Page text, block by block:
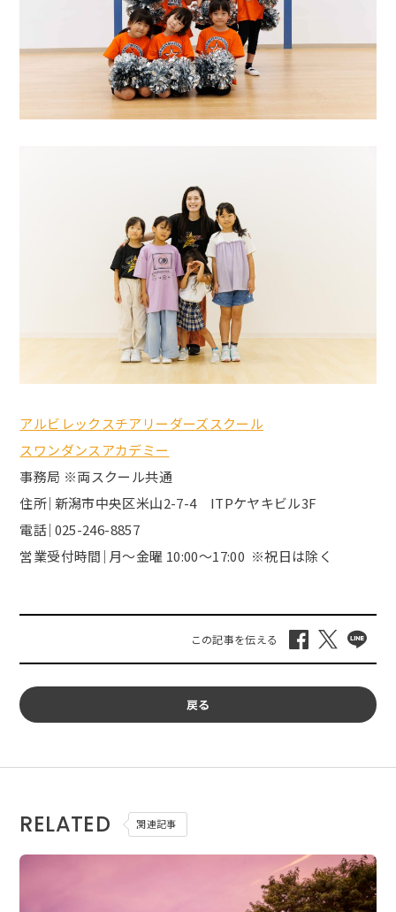
アルビレックスチアリーダーズスクール
スワンダンスアカデミー
事務局 ※両スクール共通
住所｜新潟市中央区米山2-7-4 ITPケヤキビル3F
電話｜025-246-8857
営業受付時間｜月～金曜 10:00～17:00 ※祝日は除く
戻る
RELATED 関連記事